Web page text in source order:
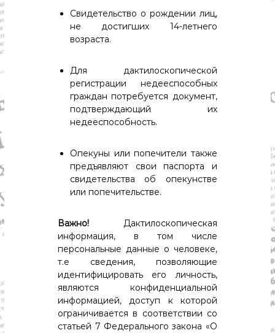
Свидетельство о рождении лиц,
не достигших 14-летнего
возраста.
Для дактилоскопической
регистрации недееспособных
граждан потребуется документ,
подтверждающий их
недееспособность.
Опекуны или попечители также
предъявляют свои паспорта и
свидетельства об опекунстве
или попечительстве.
Важно! Дактилоскопическая
информация, в том числе
персональные данные о человеке,
т.е сведения, позволяющие
идентифицировать его личность,
являются конфиденциальной
информацией, доступ к которой
ограничивается в соответствии со
статьей 7 Федерального закона «О